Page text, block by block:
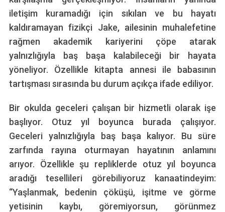
iletişim kuramadığı için sıkılan ve bu hayatı
kaldıramayan fizikçi Jake, ailesinin muhalefetine
rağmen akademik kariyerini çöpe atarak
yalnızlığıyla baş başa kalabileceği bir hayata
yöneliyor. Özellikle kitapta annesi ile babasının
tartışması sırasında bu durum açıkça ifade ediliyor.
Bir okulda geceleri çalışan bir hizmetli olarak işe
başlıyor. Otuz yıl boyunca burada çalışıyor.
Geceleri yalnızlığıyla baş başa kalıyor. Bu süre
zarfında rayına oturmayan hayatının anlamını
arıyor. Özellikle şu repliklerde otuz yıl boyunca
aradığı tesellileri görebiliyoruz kanaatindeyim:
“Yaşlanmak, bedenin çöküşü, işitme ve görme
yetisinin kaybı, göremiyorsun, görünmez